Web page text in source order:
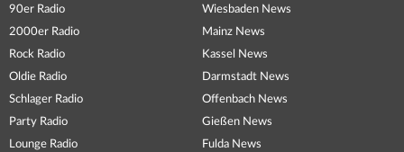
90er Radio
2000er Radio
Rock Radio
Oldie Radio
Schlager Radio
Party Radio
Lounge Radio
Wiesbaden News
Mainz News
Kassel News
Darmstadt News
Offenbach News
Gießen News
Fulda News